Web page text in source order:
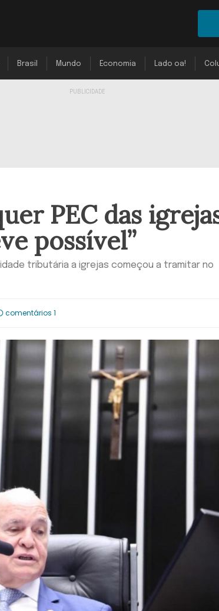
Brasil Mundo Economia Lado oa!
PEC das
possível”
tributária a igrejas começou a tramitar no
comentários 1